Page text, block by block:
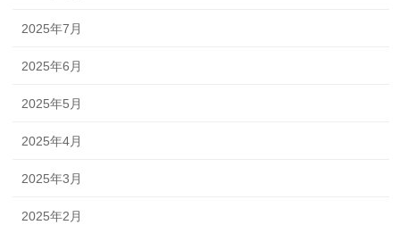
2025年7月
2025年6月
2025年5月
2025年4月
2025年3月
2025年2月